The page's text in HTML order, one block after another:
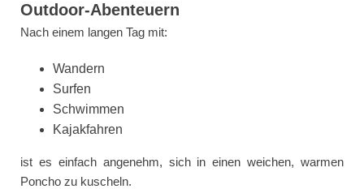
Outdoor-Abenteuern
Nach einem langen Tag mit:
Wandern
Surfen
Schwimmen
Kajakfahren
ist es einfach angenehm, sich in einen weichen, warmen
Poncho zu kuscheln.